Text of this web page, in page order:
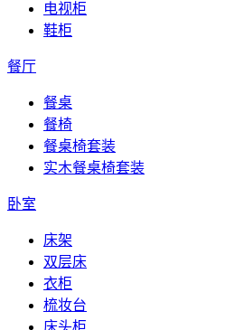
电视柜
鞋柜
餐厅
餐桌
餐椅
餐桌椅套装
实木餐桌椅套装
卧室
床架
双层床
衣柜
梳妆台
床头柜